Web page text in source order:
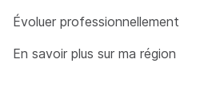
Évoluer professionnellement
En savoir plus sur ma région